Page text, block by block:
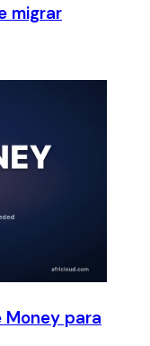
migrar
Money para